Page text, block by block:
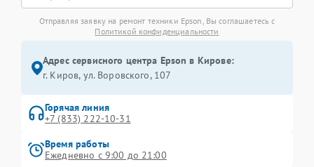
Отправляя заявку на ремонт техники Epson, Вы соглашаетесь с
Политикой конфиденциальности
Адрес сервисного центра Epson в Кирове:
г. Киров, ул. Воровского, 107
Горячая линия
+7 (833) 222-10-31
Время работы
Ежедневно с 9:00 до 21:00